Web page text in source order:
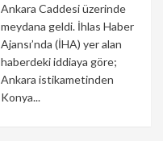
Ankara Caddesi üzerinde
meydana geldi. İhlas Haber
Ajansı’nda (İHA) yer alan
haberdeki iddiaya göre;
Ankara istikametinden
Konya...